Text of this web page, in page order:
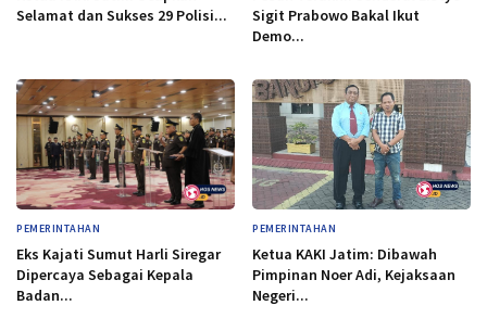
Selamat dan Sukses 29 Polisi...
Sigit Prabowo Bakal Ikut
Demo...
PEMERINTAHAN
Eks Kajati Sumut Harli Siregar
Dipercaya Sebagai Kepala
Badan...
PEMERINTAHAN
Ketua KAKI Jatim: Dibawah
Pimpinan Noer Adi, Kejaksaan
Negeri...